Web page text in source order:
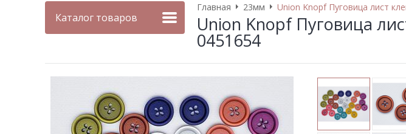
Каталог товаров
Главная 23мм Union Knopf Пуговица лист
Union Knopf Пуговица
0451654